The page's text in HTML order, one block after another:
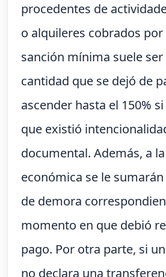
procedentes de
o alquileres cobrados por
sanción mínima suele ser
cantidad que se dejó de
ascender hasta el 150%
que existió
documental. Además, a
económica se le
de demora
momento en que debió
pago. Por otra parte, si
no declara una